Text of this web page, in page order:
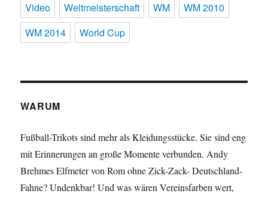
Video
Weltmeisterschaft WM
WM 2010
WM 2014
World Cup
WARUM
Fußball-Trikots sind mehr als Kleidungsstücke. Sie sind eng
mit Erinnerungen an große Momente verbunden. Andy
Brehmes Elfmeter von Rom ohne Zick-Zack- Deutschland-
Fahne? Undenkbar! Und was wären Vereinsfarben wert,